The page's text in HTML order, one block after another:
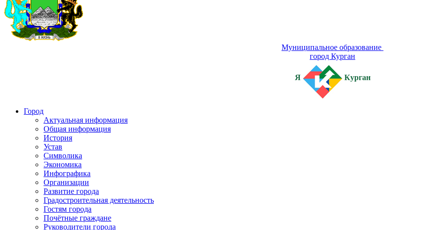
Муниципальное образование
город Курган
Я Курган
Город
Актуальная информация
Общая информация
История
Устав
Символика
Экономика
Инфографика
Организации
Развитие города
Градостроительная деятельность
Гостям города
Почётные граждане
Руководители города